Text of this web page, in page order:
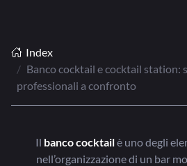
Index
Banco cocktail e cocktail station:
professionali a confronto
Il banco cocktailè uno degli
nell’organizzazione di un bar